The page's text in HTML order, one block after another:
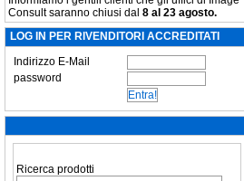
Consult saranno chiusi dal 8 al 23 agosto.
LOG IN PER RIVENDITORI ACCREDITATI
Indirizzo E-Mail
password
Ricerca prodotti